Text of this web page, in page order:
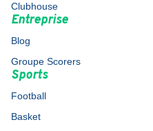
Clubhouse
Entreprise
Blog
Groupe Scorers
Sports
Football
Basket